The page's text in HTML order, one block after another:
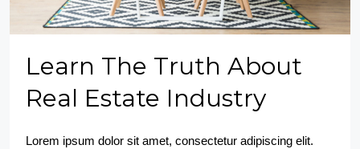
Learn The Truth About
Real Estate Industry
Lorem ipsum dolor sit amet, consectetur adipiscing elit.